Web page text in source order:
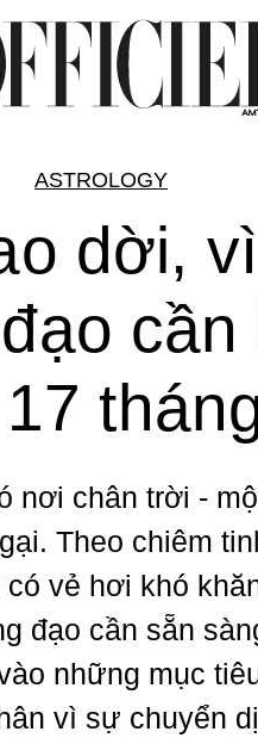
ASTROLOGY
dời,
nơi chân trời -
Theo chiêm
vẻ hơi khó
đạo cần sẵn
những mục
vì sự chuyển